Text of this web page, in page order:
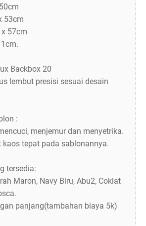
53cm
57cm
Backbox 20
lembut presisi sesuai desain
:
menjemur dan menyetrika.
tepat pada sablonannya.
tersedia:
Maron, Navy Biru, Abu2, Coklat
panjang(tambahan biaya 5k)